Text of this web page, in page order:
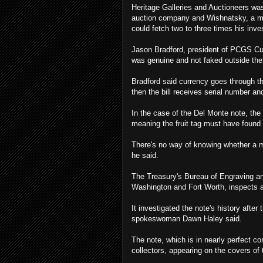
Heritage Galleries and Auctioneers
auction company and Wishnatsky, a
could fetch two to three times his
Jason Bradford, president of PCGS
was genuine and not faked outside
Bradford said currency goes through
then the bill receives serial number
In the case of the Del Monte note,
meaning the fruit tag must have
There's no way of knowing whether a
he said.
The Treasury's Bureau of Engraving
Washington and Fort Worth, inspects
It investigated the note's history after
spokeswoman Dawn Haley said.
The note, which is in nearly perfect
collectors, appearing on the covers